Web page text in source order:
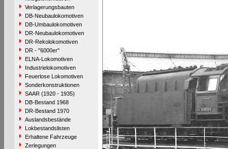
Verlagerungsbauten
DB-Neubaulokomotiven
DB-Umbaulokomotiven
DR-Neubaulokomotiven
DR-Rekolokomotiven
DR - "6000er"
ELNA-Lokomotiven
Industrielokomotiven
Feuerlose Lokomotiven
Sonderkonstruktionen
SAAR (1920 - 1935)
DB-Bestand 1968
DR-Bestand 1970
Auslandsbestände
Lokbestandslisten
Erhaltene Fahrzeuge
Zerlegungen